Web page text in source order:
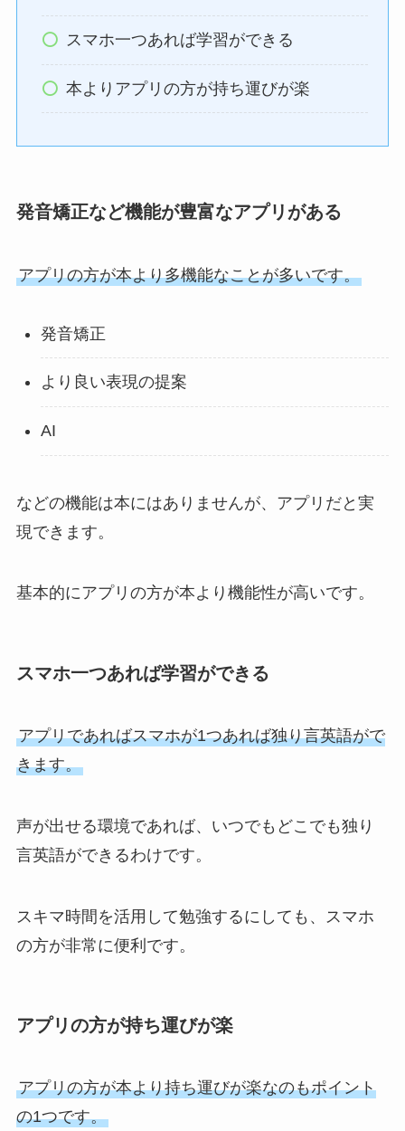
スマホ一つあれば学習ができる
本よりアプリの方が持ち運びが楽
発音矯正など機能が豊富なアプリがある
アプリの方が本より多機能なことが多いです。
発音矯正
より良い表現の提案
AI
などの機能は本にはありませんが、アプリだと実
現できます。
基本的にアプリの方が本より機能性が高いです。
スマホ一つあれば学習ができる
アプリであればスマホが1つあれば独り言英語がで
きます。
声が出せる環境であれば、いつでもどこでも独り
言英語ができるわけです。
スキマ時間を活用して勉強するにしても、スマホ
の方が非常に便利です。
アプリの方が持ち運びが楽
アプリの方が本より持ち運びが楽なのもポイント
の1つです。